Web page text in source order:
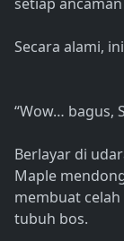
Secara alami,
“Wow… bagus,
Berlayar di
Maple
membuat
tubuh bos.